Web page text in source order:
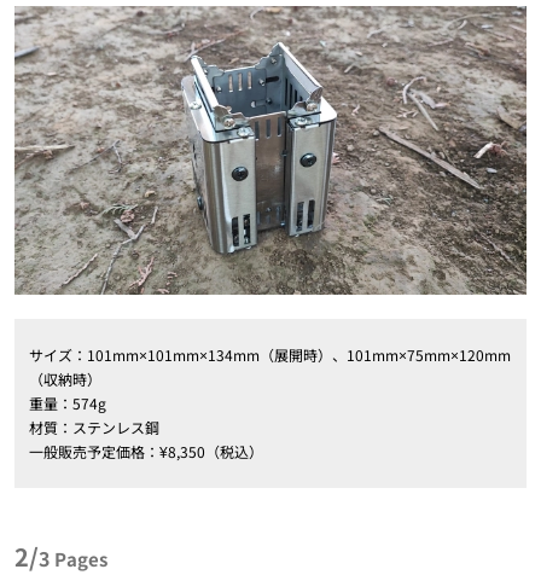
サイズ：101mm×101mm×134mm（展開時）、101mm×75mm×120mm
（収納時）
重量：574g
材質：ステンレス鋼
一般販売予定価格：¥8,350（税込）
2/3 Pages